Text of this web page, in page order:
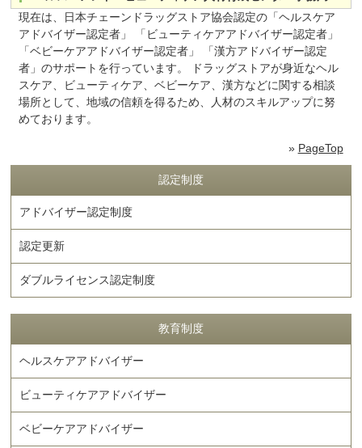
現在は、日本チェーンドラッグストア協会認定の「ヘルスケア
アドバイザー認定者」 「ビューティケアアドバイザー認定者」
「ベビーケアアドバイザー認定者」 「漢方アドバイザー認定
者」のサポートを行っています。 ドラッグストアが身近なヘル
スケア、ビューティケア、ベビーケア、漢方などに関する相談
場所として、地域の信頼を得るため、人材のスキルアップに努
めております。
» PageTop
認定制度
アドバイザー認定制度
認定更新
ダブルライセンス認定制度
教育制度
ヘルスケアアドバイザー
ビューティケアアドバイザー
ベビーケアアドバイザー